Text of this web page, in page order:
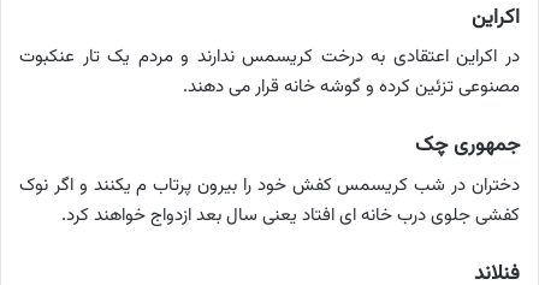
اکراین
در اکراین اعتقادی به درخت کریسمس ندارند و مردم یک تار عنکبوت
مصنوعی تزئین کرده و گوشه خانه قرار می دهند.
جمهوری چک
دختران در شب کریسمس کفش خود را بیرون پرتاب م یکنند و اگر نوک
کفشی جلوی درب خانه ای افتاد یعنی سال بعد ازدواج خواهند کرد.
فنلاند